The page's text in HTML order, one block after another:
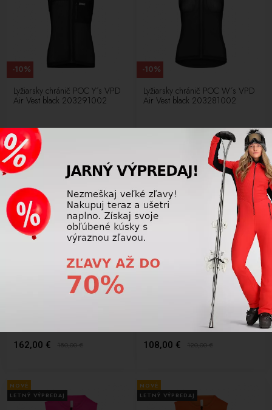
Lyžiarsky chránič POC Y´s VPD
Air Vest black 203291002
126,00 €
-10%
Lyžiarsky chránič POC W´s VPD
Air Vest black 203281002
€
-10%
NOVÉ
162,00 € 180,00€
NOVÉ
Lyžiarsky chránič POC Oseus
108,00 € 120,00€
NOVÉ
LETNÝ VÝPREDAJ
NOVÉ
LETNÝ VÝPREDAJ